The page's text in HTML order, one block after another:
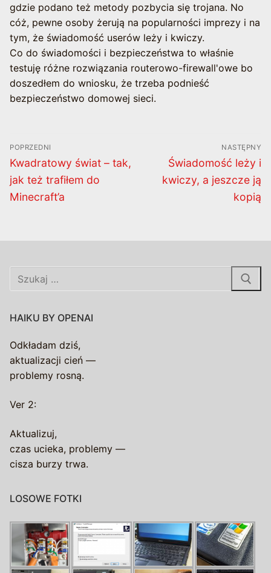
gdzie podano też metody pozbycia się trojana. No
cóż, pewne osoby żerują na popularności imprezy i na
tym, że świadomość userów leży i kwiczy.
Co do świadomości i bezpieczeństwa to właśnie
testuję różne rozwiązania routerowo-firewall'owe bo
doszedłem do wniosku, że trzeba podnieść
bezpieczeństwo domowej sieci.
Nawigacja
wpisu
POPRZEDNI
Poprzedni
wpis:
Kwadratowy świat – tak,
jak też trafiłem do
Minecraft’a
NASTĘPNY
Następny
wpis:
Świadomość leży i
kwiczy, a jeszcze ją
kopią
Szukaj:
HAIKU BY OPENAI
Odkładam dziś,
aktualizacji cień —
problemy rosną.
Ver 2:
Aktualizuj,
czas ucieka, problemy —
cisza burzy trwa.
LOSOWE FOTKI